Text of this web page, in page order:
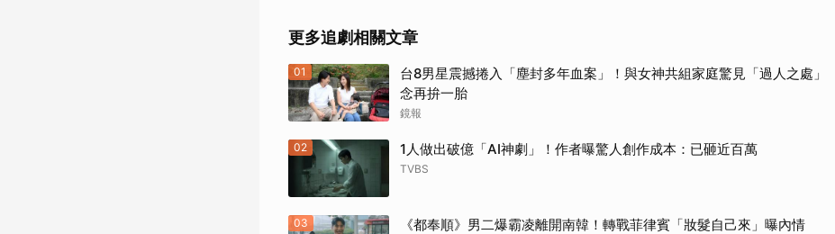
更多追劇相關文章
01
台8男星震撼捲入「塵封多年血案」！與女神共組家庭驚見「過人之處
念再拚一胎
鏡報
02 1人做出破億「AI神劇」！作者曝驚人創作成本：已砸近百萬
TVBS
03 《都奉順》男二爆霸凌離開南韓！轉戰菲律賓「妝髮自己來」曝內情